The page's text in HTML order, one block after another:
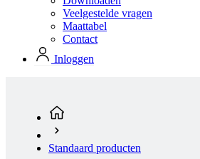
Veelgestelde vragen
Maattabel
Contact
Inloggen
Standaard producten